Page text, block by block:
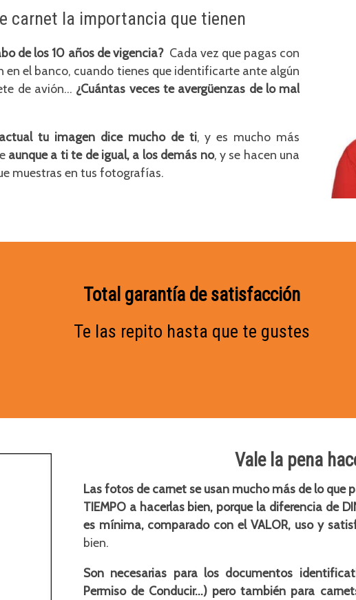
carnet la importancia que tienen
de los 10 años de vigencia? Cada vez que pagas con
el banco, cuando tienes que identificarte ante algún
de avión... ¿Cuántas veces te avergüenzas de lo mal
tu imagen dice mucho de ti, y es mucho más
aunque a ti te de igual, a los demás no, y se hacen una
muestras en tus fotografías.
Total garantía de satisfacción
Te las repito hasta que te gustes
Vale la pena
Las fotos de carnet se usan mucho más de lo que
TIEMPO a hacerlas bien, porque la diferencia de
es mínima, comparado con el VALOR, uso y
bien.
Son necesarias para los documentos
Permiso de Conducir...) pero también para